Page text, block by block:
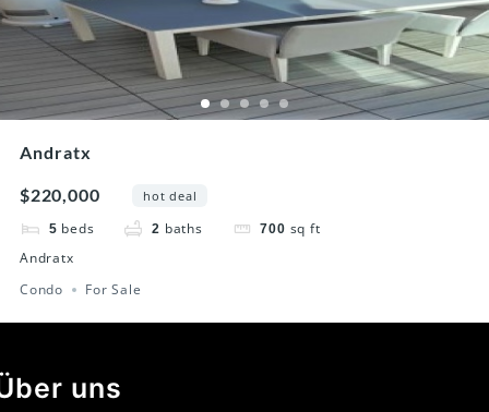
Andratx
$220,000 hot deal
5 beds 2 baths 700 sq ft
Andratx
Condo
For Sale
uns